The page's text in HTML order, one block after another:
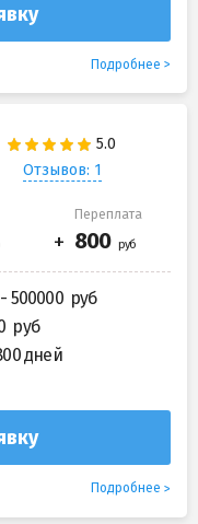
Подробнее
Отзывов: 1
Переплата
500000
дней
Подробнее